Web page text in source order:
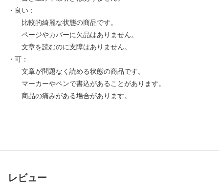
・良い：
比較的綺麗な状態の商品です。
ページやカバーに欠品はありません。
文章を読むのに支障はありません。
・可：
文章が問題なく読める状態の商品です。
マーカーやペンで書込があることがあります。
商品の痛みがある場合があります。
レビュー